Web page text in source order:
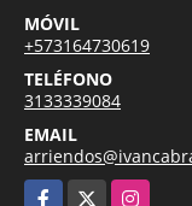
MÓVIL
+573164730619
TELÉFONO
3133339084
EMAIL
Facebook
Instagram